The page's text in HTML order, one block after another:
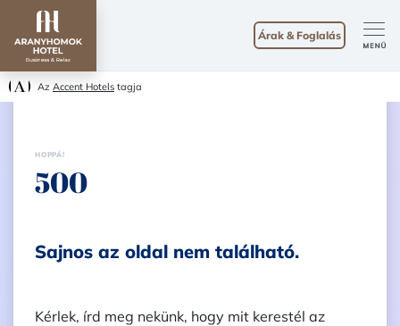
Az Accent Hotels tagja
Árak & Foglalás
HOPPÁ!
500
Sajnos az oldal nem található.
Kérlek, írd meg nekünk, hogy mit kerestél az